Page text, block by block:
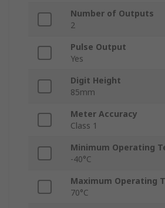
Number of Outputs
2
Pulse Output
Yes
Digit Height
85mm
Meter Accuracy
Class 1
Minimum Operating
-40°C
Maximum Operating
70°C